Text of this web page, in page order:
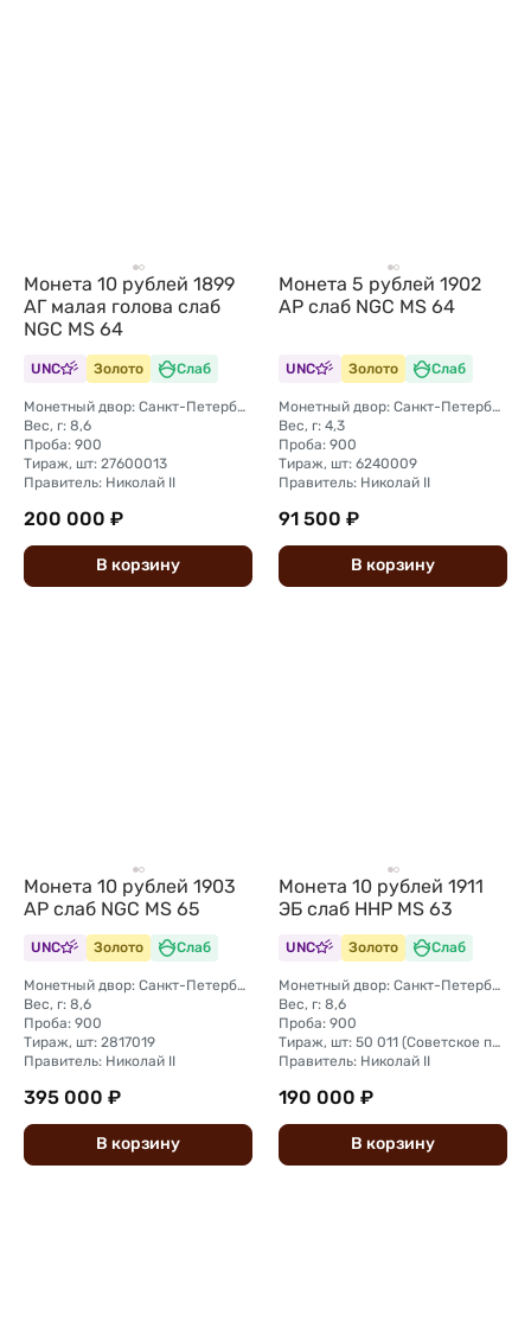
Монета 10 рублей 1899
АГ малая голова слаб
NGC MS 64
UNC Золото Слаб
Монетный двор: Санкт-Петербургский монетный двор
Вес, г: 8,6
Проба: 900
Тираж, шт: 27600013
Правитель: Николай II
200 000 ₽
В корзину
Монета 5 рублей 1902
АР слаб NGC MS 64
UNC Золото Слаб
Монетный двор: Санкт-Петербургский монетный двор
Вес, г: 4,3
Проба: 900
Тираж, шт: 6240009
Правитель: Николай II
91 500 ₽
В корзину
Монета 10 рублей 1903
АР слаб NGC MS 65
UNC Золото Слаб
Монетный двор: Санкт-Петербургский монетный двор
Вес, г: 8,6
Проба: 900
Тираж, шт: 2817019
Правитель: Николай II
395 000 ₽
В корзину
Монета 10 рублей 1911
ЭБ слаб ННР MS 63
UNC Золото Слаб
Монетный двор: Санкт-Петербургский монетный двор
Вес, г: 8,6
Проба: 900
Тираж, шт: 50 011 (Советское правительство с декабря 1925 г. по март 1926 г. отчеканило 2 011 000 10-ти рублевого достоинства царского образца, предположительно штемпелями 1911 г.)
Правитель: Николай II
190 000 ₽
В корзину